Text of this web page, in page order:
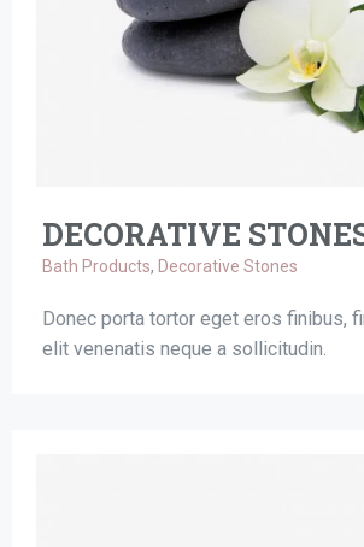
DECORATIVE
Bath Products, Decorative Stones
Donec porta tortor eget eros finibus,
elit venenatis neque a sollicitudin.